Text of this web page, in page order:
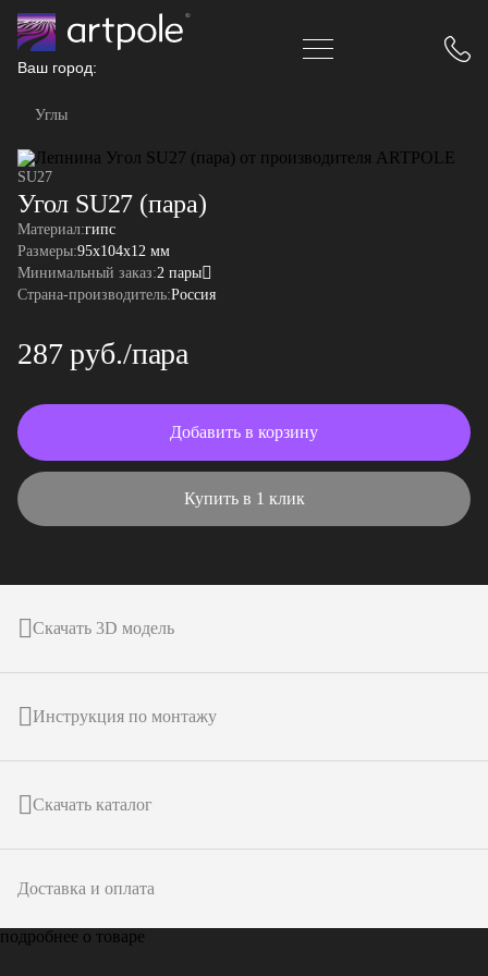
Ваш город:
Углы
SU27
Угол SU27 (пара)
Материал:гипс
Размеры:95x104x12 мм
Минимальный заказ:2 пары
Страна-производитель:Россия
287 руб./пара
Добавить в корзину
Купить в 1 клик
Скачать 3D модель
Инструкция по монтажу
Скачать каталог
Доставка и оплата
подробнее о товаре